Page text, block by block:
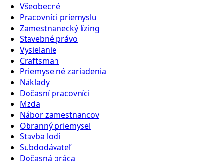
Všeobecné
Pracovníci priemyslu
Zamestnanecký lízing
Stavebné právo
Vysielanie
Craftsman
Priemyselné zariadenia
Náklady
Dočasní pracovníci
Mzda
Nábor zamestnancov
Obranný priemysel
Stavba lodí
Subdodávateľ
Dočasná práca